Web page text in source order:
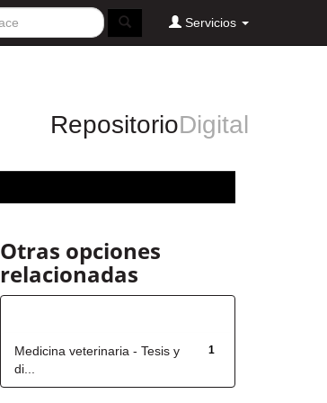
Servicios
RepositorioDigital
Otras opciones
relacionadas
1
Medicina veterinaria - Tesis y
di...